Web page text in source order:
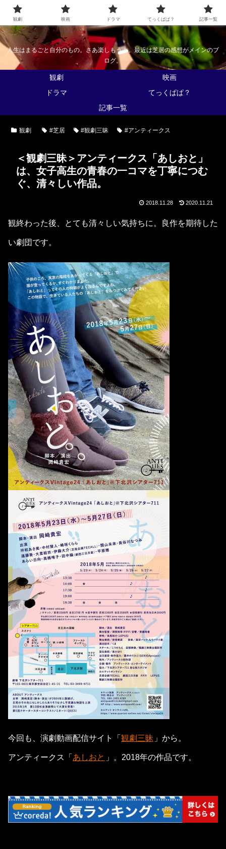
なんかくうかい
人生はまるごと自分のもの。さあ楽しもう！。最近は芝居の感想がメインのブ
ログ。
観劇
映画
ドラマ
てっくぱぱ？
記事一覧
観劇 #芝居 #観劇三昧 #アンティークス
＜観劇三昧＞アンティークス「あしおと」
は、女子高生の青春の一コマを丁寧につむ
ぐ、清々しい作品。
2018.11.28 2020.11.21
観終わった後、とても清々しい気持ちに。良作を期待した
い劇団です。
今回も、演劇動画配信サイト「 観劇三昧 」から。
アンティークス「 あしおと 」。2018年の作品です。
観劇 映画 ドラマ てっくぱぱ？ 記事一覧